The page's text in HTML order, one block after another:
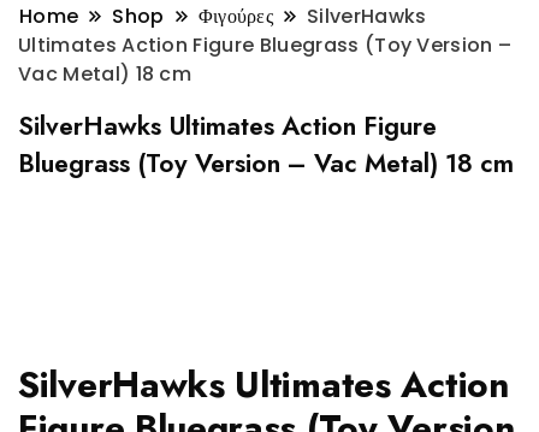
Home Shop Φιγούρες
SilverHawks
Ultimates Action Figure Bluegrass (Toy Version –
Vac Metal) 18 cm
SilverHawks Ultimates Action Figure
Bluegrass (Toy Version – Vac Metal) 18 cm
SilverHawks Ultimates Action